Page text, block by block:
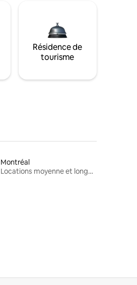
Résidence de
tourisme
Montréal
Locations moyenne et longue durée